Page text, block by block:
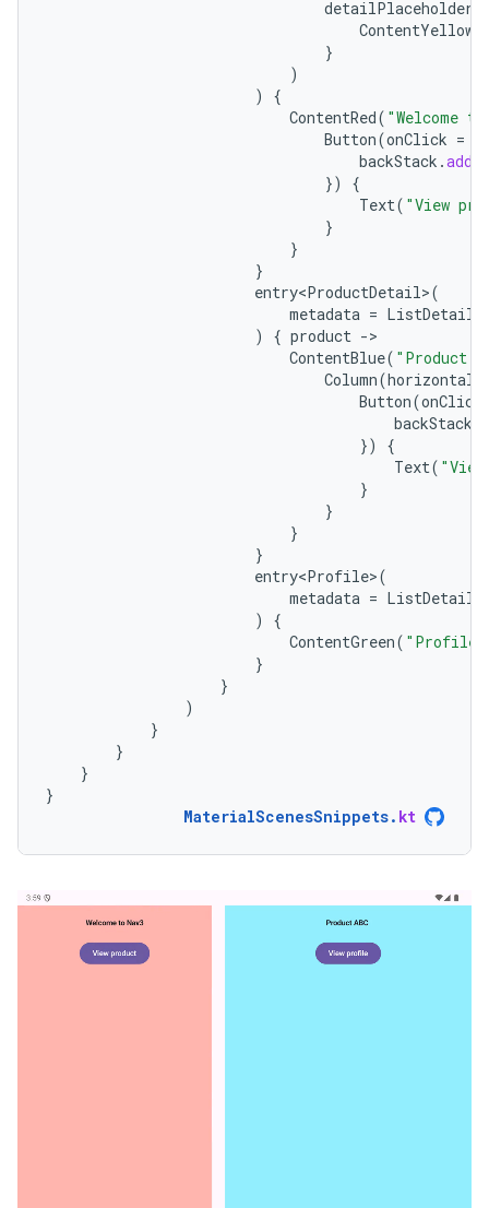
detailPlaceholder
ContentYellow
}
)
)
{
ContentRed( "Welcome
Button(onClick =
backStack .add
})
{
Text( "View
}
}
}
entry<ProductDetail>(
metadata =
)
{ product -
ContentBlue( "Product
Column(
Button(onClick
backStack
})
{
Text(
}
}
}
}
entry<Profile>(
metadata =
)
{
ContentGreen( "Profile"
}
}
)
}
}
}
}
MaterialScenesSnippets. kt